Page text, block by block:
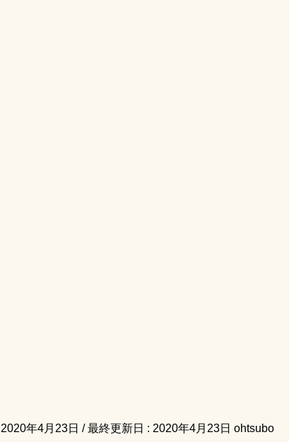
2020年4月23日 / 最終更新日 : 2020年4月23日 ohtsubo